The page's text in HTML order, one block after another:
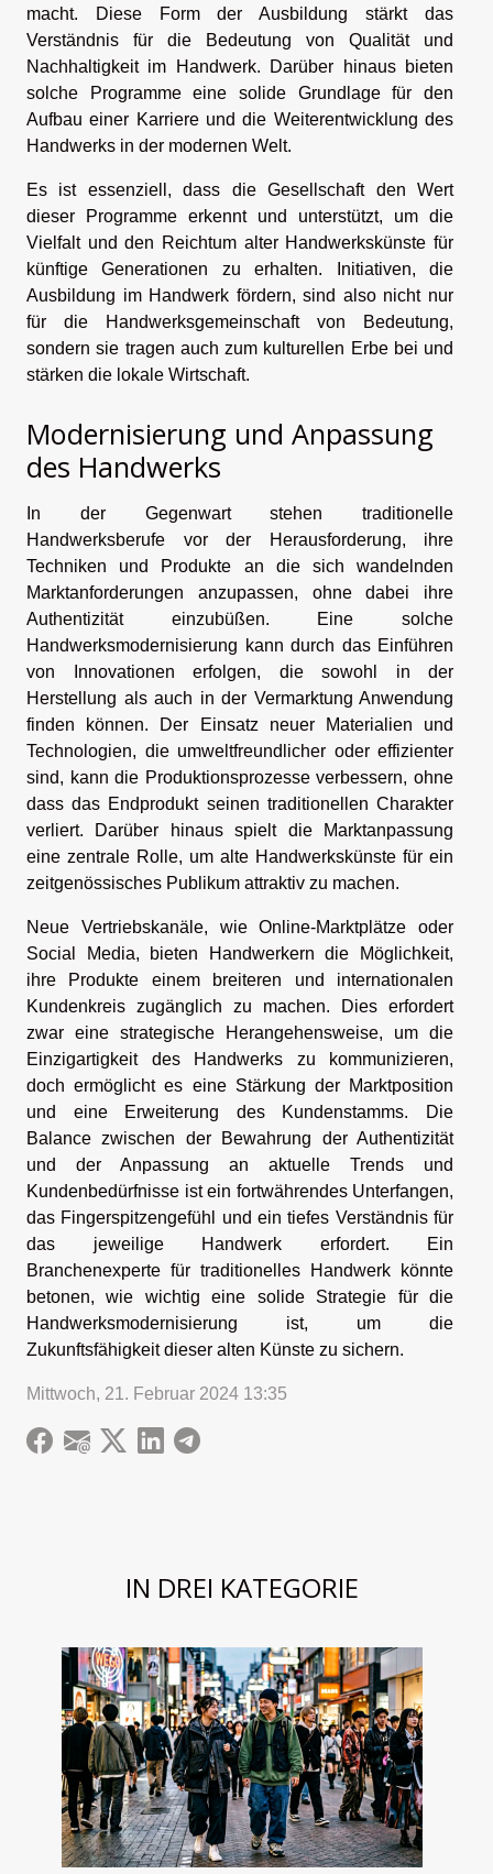
macht. Diese Form der Ausbildung stärkt das
Verständnis für die Bedeutung von Qualität und
Nachhaltigkeit im Handwerk. Darüber hinaus bieten
solche Programme eine solide Grundlage für den
Aufbau einer Karriere und die Weiterentwicklung des
Handwerks in der modernen Welt.
Es ist essenziell, dass die Gesellschaft den Wert
dieser Programme erkennt und unterstützt, um die
Vielfalt und den Reichtum alter Handwerkskünste für
künftige Generationen zu erhalten. Initiativen, die
Ausbildung im Handwerk fördern, sind also nicht nur
für die Handwerksgemeinschaft von Bedeutung,
sondern sie tragen auch zum kulturellen Erbe bei und
stärken die lokale Wirtschaft.
Modernisierung und Anpassung
des Handwerks
In der Gegenwart stehen traditionelle
Handwerksberufe vor der Herausforderung, ihre
Techniken und Produkte an die sich wandelnden
Marktanforderungen anzupassen, ohne dabei ihre
Authentizität einzubüßen. Eine solche
Handwerksmodernisierung kann durch das Einführen
von Innovationen erfolgen, die sowohl in der
Herstellung als auch in der Vermarktung Anwendung
finden können. Der Einsatz neuer Materialien und
Technologien, die umweltfreundlicher oder effizienter
sind, kann die Produktionsprozesse verbessern, ohne
dass das Endprodukt seinen traditionellen Charakter
verliert. Darüber hinaus spielt die Marktanpassung
eine zentrale Rolle, um alte Handwerkskünste für ein
zeitgenössisches Publikum attraktiv zu machen.
Neue Vertriebskanäle, wie Online-Marktplätze oder
Social Media, bieten Handwerkern die Möglichkeit,
ihre Produkte einem breiteren und internationalen
Kundenkreis zugänglich zu machen. Dies erfordert
zwar eine strategische Herangehensweise, um die
Einzigartigkeit des Handwerks zu kommunizieren,
doch ermöglicht es eine Stärkung der Marktposition
und eine Erweiterung des Kundenstamms. Die
Balance zwischen der Bewahrung der Authentizität
und der Anpassung an aktuelle Trends und
Kundenbedürfnisse ist ein fortwährendes Unterfangen,
das Fingerspitzengefühl und ein tiefes Verständnis für
das jeweilige Handwerk erfordert. Ein
Branchenexperte für traditionelles Handwerk könnte
betonen, wie wichtig eine solide Strategie für die
Handwerksmodernisierung ist, um die
Zukunftsfähigkeit dieser alten Künste zu sichern.
Mittwoch, 21. Februar 2024 13:35
IN DREI KATEGORIE